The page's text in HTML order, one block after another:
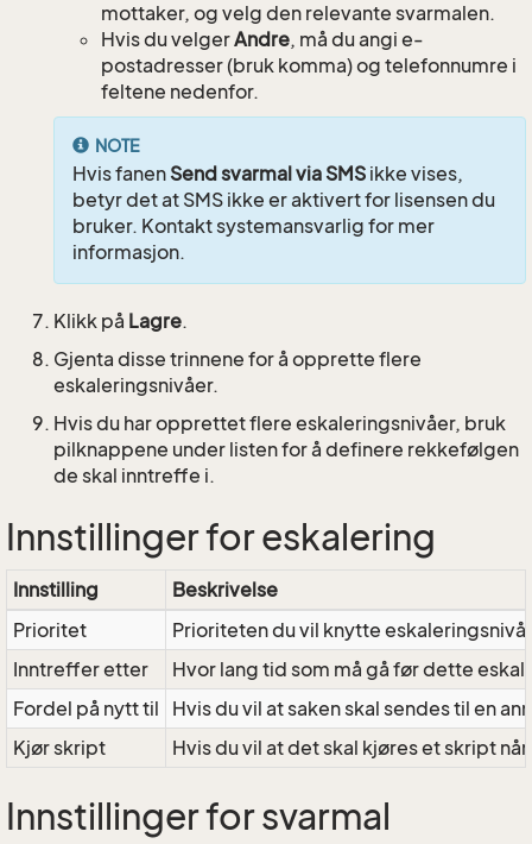
mottaker, og velg den relevante svarmalen.
Hvis du velgerAndre, må du angi e-
postadresser (bruk komma) og telefonnumre i
feltene nedenfor.
NOTE
Hvis fanenSend svarmal via SMS ikke vises,
betyr det at SMS ikke er aktivert for lisensen du
bruker. Kontakt systemansvarlig for mer
informasjon.
Klikk på Lagre.
Gjenta disse trinnene for å opprette flere
eskaleringsnivåer.
Hvis du har opprettet flere eskaleringsnivåer, bruk
pilknappene under listen for å definere rekkefølgen
de skal inntreffe i.
Innstillinger for eskalering
Innstilling
Beskrivelse
Prioritet
Prioriteten du vil knytte
Inntreffer etter
Hvor lang tid som må gå før dette
Fordel på nytt til
Hvis du vil at saken skal sendes til en
Kjør skript
Hvis du vil at det skal kjøres et skript
Innstillinger for svarmal